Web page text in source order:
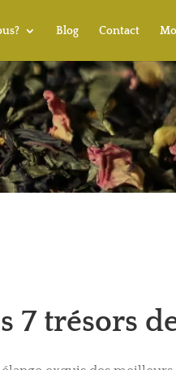
Blog Contact
7 trésors